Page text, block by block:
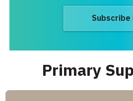
Subscribe
Primary